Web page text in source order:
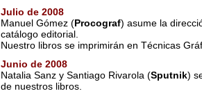
Julio de 2008
Manuel Gómez (Procograf) asume la
catálogo editorial.
Nuestro libros se imprimirán en Técnicas
Junio de 2008
Natalia Sanz y Santiago Rivarola (Sputnik)
de nuestros libros.